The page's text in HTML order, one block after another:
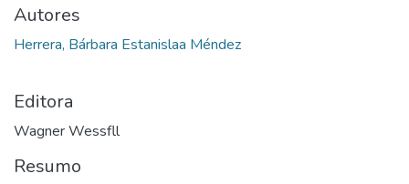
Autores
Herrera, Bárbara Estanislaa Méndez
Editora
Wagner Wessfll
Resumo